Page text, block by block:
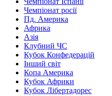
Чемпіонат росії
Пд. Америка
Африка
Азія
Клубний ЧС
Кубок Конфедерацій
Інший світ
Копа Америка
Кубок Африки
Кубок Лібертадорес